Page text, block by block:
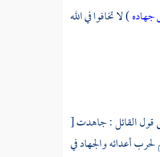
جهاده) لا تخافوا في الله
قول القائل : جاهدت[
أعدائه والجهاد في